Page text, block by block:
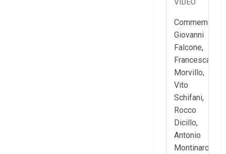
VIDEO
Giovanni
Falcone,
Francesca
Morvillo,
Vito
Schifani,
Rocco
Dicillo,
Antonio
Montinaro.-